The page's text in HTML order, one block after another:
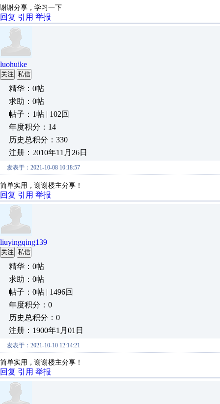
谢谢分享，学习一下
回复 引用 举报
luohuike
关注 私信
精华：0帖
求助：0帖
帖子：1帖 | 102回
年度积分：14
历史总积分：330
注册：2010年11月26日
发表于：2021-10-08 10:18:57
简单实用，谢谢楼主分享！
回复 引用 举报
liuyingqing139
关注 私信
精华：0帖
求助：0帖
帖子：0帖 | 1496回
年度积分：0
历史总积分：0
注册：1900年1月01日
发表于：2021-10-10 12:14:21
简单实用，谢谢楼主分享！
回复 引用 举报